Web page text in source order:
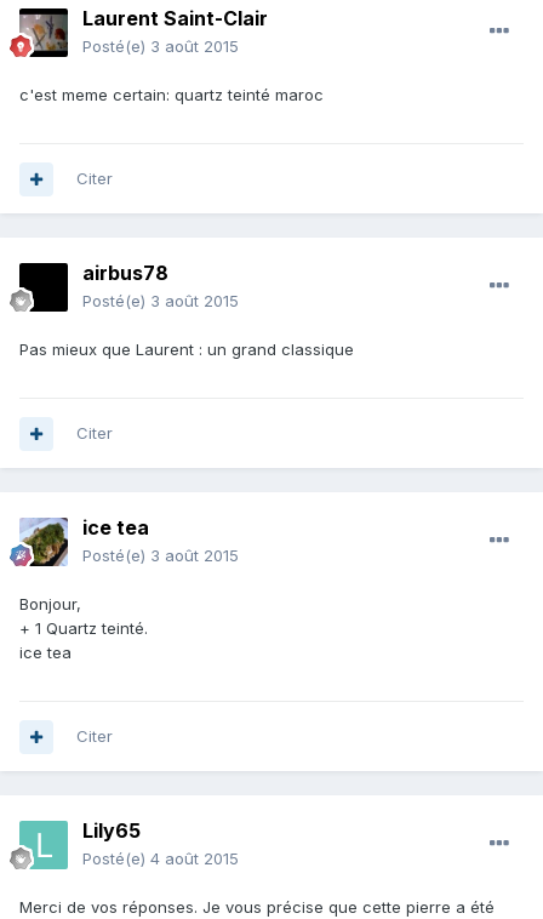
Laurent Saint-Clair
Posté(e) 3 août 2015
c'est meme certain: quartz teinté maroc
Citer
airbus78
Posté(e) 3 août 2015
Pas mieux que Laurent : un grand classique
Citer
ice tea
Posté(e) 3 août 2015
Bonjour,
+ 1 Quartz teinté.
ice tea
Citer
Lily65
Posté(e) 4 août 2015
Merci de vos réponses. Je vous précise que cette pierre a été